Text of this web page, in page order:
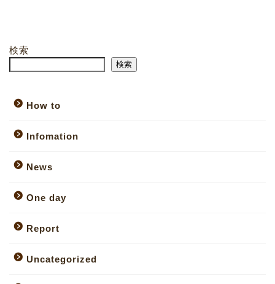
検索
検索
How to
Infomation
News
One day
Report
Uncategorized